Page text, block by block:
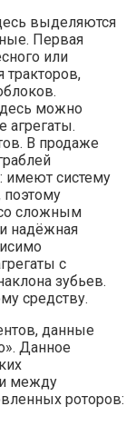
выделяются
Первая
или
тракторов,
можно
агрегаты.
В продаже
имеют систему
поэтому
сложным
надёжная
с
зубьев.
средству.
данные
Данное
между
роторов: